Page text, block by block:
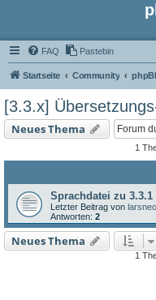
FAQ Pastebin
Startseite Community
[3.3.x]
Neues Thema
1
Sprachdatei zu 3.3.1
Letzter Beitrag von larsneo
Antworten: 2
Neues Thema
1